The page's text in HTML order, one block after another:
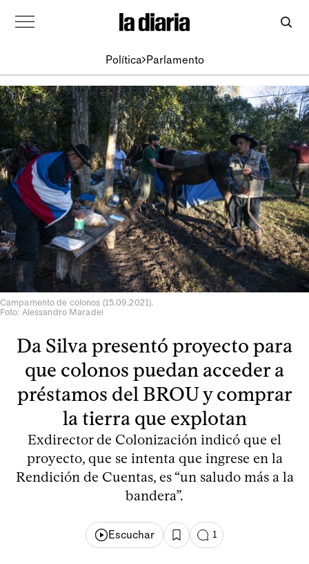
Política Parlamento
Campamento de colonos (15.09.2021).
Foto: Alessandro Maradei
Da Silva presentó proyecto para
que colonos puedan acceder a
préstamos del BROU y comprar
la tierra que explotan
Exdirector de Colonización indicó que el
proyecto, que se intenta que ingrese en la
Rendición de Cuentas, es “un saludo más a la
bandera”.
Escuchar 1